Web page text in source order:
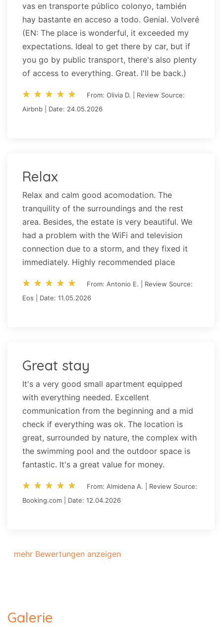
vas en transporte público colonyo, también
hay bastante en acceso a todo. Genial. Volveré
(EN: The place is wonderful, it exceeded my
expectations. Ideal to get there by car, but if
you go by public transport, there's also plenty
of access to everything. Great. I'll be back.)
star_rate star_rate star_rate star_rate star_rate
star_rate star_rate star_rate star_rate star_rate
From: Olivia D. | Review Source:
Airbnb | Date: 24.05.2026
Relax
Relax and calm good acomodation. The
tranquility of the surroundings and the rest
area. Besides, the estate is very beautiful. We
had a problem with the WiFi and television
connection due to a storm, and they fixed it
immediately. Highly recommended place
star_rate star_rate star_rate star_rate star_rate
star_rate star_rate star_rate star_rate star_rate
From: Antonio E. | Review Source:
Eos | Date: 11.05.2026
Great stay
It's a very good small apartment equipped
with everything needed. Excellent
communication from the beginning and a mid
check if everything was ok. The location is
great, surrounded by nature, the complex with
the swimming pool and the outdoor space is
fantastic. It's a great value for money.
star_rate star_rate star_rate star_rate star_rate
star_rate star_rate star_rate star_rate star_rate
From: Almidena A. | Review Source:
Booking.com | Date: 12.04.2026
mehr Bewertungen anzeigen
Galerie